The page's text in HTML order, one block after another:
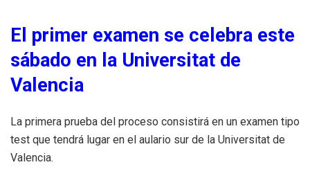
El primer examen se celebra este
sábado en la Universitat de
Valencia
La primera prueba del proceso consistirá en un examen tipo
test que tendrá lugar en el aulario sur de la Universitat de
Valencia.